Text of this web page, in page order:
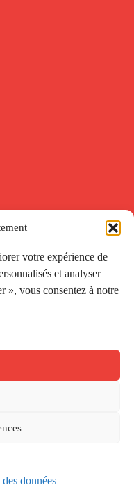
votre expérience de
et analyser
», vous consentez à notre
données